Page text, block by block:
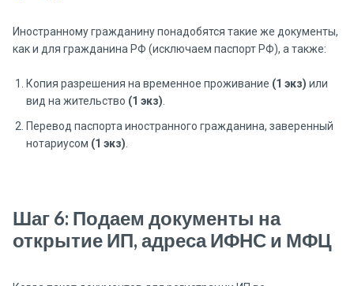
Иностранному гражданину понадобятся такие же документы,
как и для гражданина РФ (исключаем паспорт РФ), а также:
Копия разрешения на временное проживание (1 экз) или
вид на жительство (1 экз)
Перевод паспорта иностранного гражданина, заверенный
нотариусом (1 экз)
Шаг 6: Подаем документы на
открытие ИП, адреса ИФНС и МФЦ